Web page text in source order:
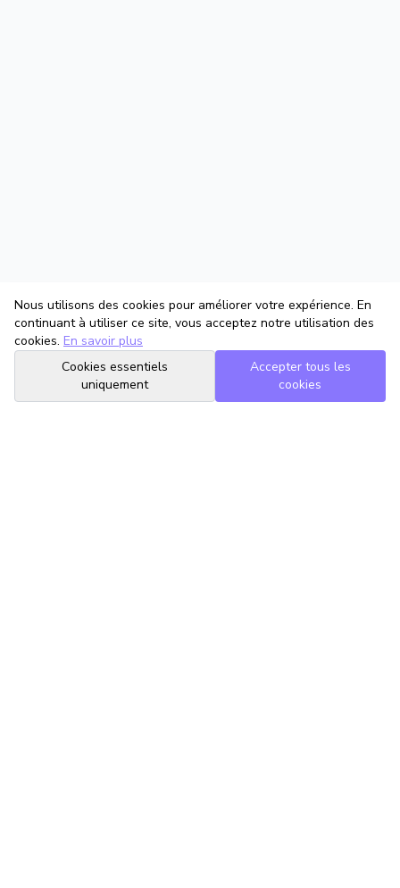
Nous utilisons des cookies pour améliorer votre expérience. En
continuant à utiliser ce site, vous acceptez notre utilisation des
cookies. En savoir plus
Cookies essentiels
uniquement
Accepter tous les
cookies